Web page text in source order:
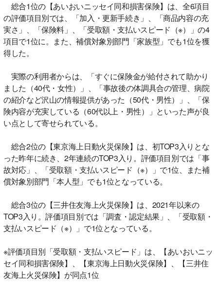
総合1位の【あいおいニッセイ同和損害保険】は、全6項目
の評価項目別では、「加入・更新手続き」、「商品内容の充
実さ」、「保険料」、「受取額・支払いスピード（※）」の4
項目で1位に。また、補償対象別部門「家族型」でも1位を獲
得した。
実際の利用者からは、「すぐに保険金が給付されて助かり
ました（40代・女性）」、「事故後の体調具合の管理、病院
の紹介など沢山の情報提供があった（50代・男性）」、「保
険内容が充実している（60代以上・男性）」といった声が良
い点として寄せられている。
総合2位の【東京海上日動火災保険】は、初TOP3入りとな
った昨年に続き、2年連続のTOP3入り。評価項目別では「事
故対応」、「受取額・支払いスピード（※）」で1位、また補
償対象別部門「本人型」でも1位となっている。
総合3位の【三井住友海上火災保険】は、2021年以来の
TOP3入り。評価項目別では「調査・認定結果」、「受取額・
支払いスピード（※）」で1位となっている。
※評価項目別「受取額・支払いスピード」は、【あいおいニッ
セイ同和損害保険】、【東京海上日動火災保険】、【三井住
友海上火災保険】が同点1位